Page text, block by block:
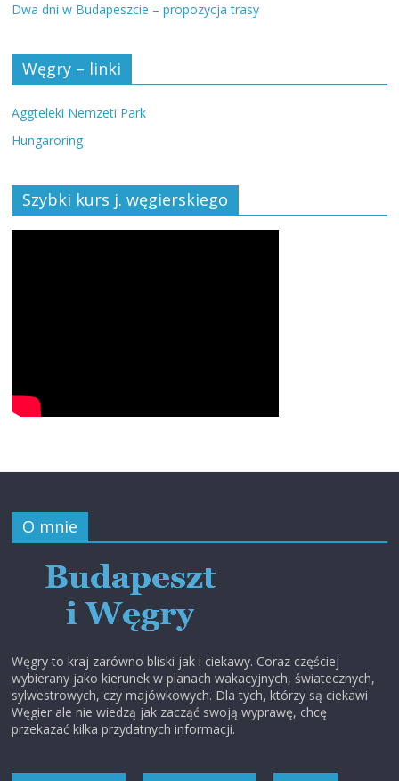
Dwa dni w Budapeszcie – propozycja trasy
Węgry – linki
Aggteleki Nemzeti Park
Hungaroring
Szybki kurs j. węgierskiego
O mnie
Węgry to kraj zarówno bliski jak i ciekawy. Coraz częściej
wybierany jako kierunek w planach wakacyjnych, światecznych,
sylwestrowych, czy majówkowych. Dla tych, którzy są ciekawi
Węgier ale nie wiedzą jak zacząć swoją wyprawę, chcę
przekazać kilka przydatnych informacji.